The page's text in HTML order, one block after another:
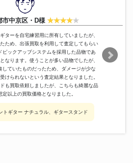
Randy Rhoads
Brown Leather
180,000円
257,000円
市中京区・D様
ターを自宅練習用に所有していましたが、
ため、出張買取を利用して査定してもらい
ピックアップシステムを採用した品物であ
なります。使うことが多い品物でしたが、
していたものだったため、ダメージが少な
けられないという査定結果となりました。
も買取依頼しましたが、こちらも綺麗な品
定以上の買取価格となりました。
トギター ナチュラル、ギタースタンド